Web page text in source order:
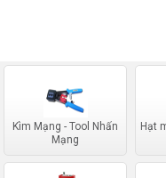
Kìm Mạng - Tool Nhấn
Mạng
Hạt